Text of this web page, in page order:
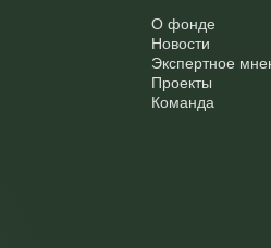
О фонде
Новости
Экспертное
Проекты
Команда